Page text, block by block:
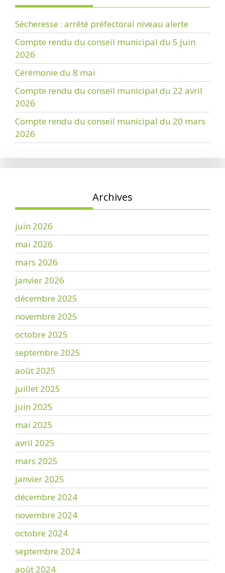
Sécheresse : arrêté préfectoral niveau alerte
Compte rendu du conseil municipal du 5 juin
2026
Cérémonie du 8 mai
Compte rendu du conseil municipal du 22 avril
2026
Compte rendu du conseil municipal du 20 mars
2026
Archives
juin 2026
mai 2026
mars 2026
janvier 2026
décembre 2025
novembre 2025
octobre 2025
septembre 2025
août 2025
juillet 2025
juin 2025
mai 2025
avril 2025
mars 2025
janvier 2025
décembre 2024
novembre 2024
octobre 2024
septembre 2024
août 2024